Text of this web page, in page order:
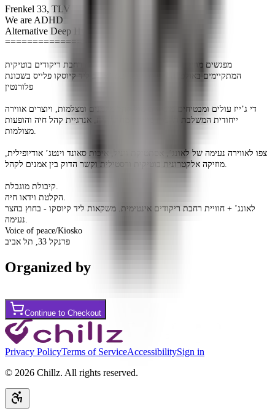
Frenkel 33, TLV
We are ADHD
Alternative Deep Hypnotic Dancers
==============================
מפגשים מוזיקה אלקטרונית מוקלטים וחוויית רחבת ריקודים בוטיקית
המתקיימים באולפן הקלטות וינטג’ בתל אביב ליד קיוסקו פלייס בשכונת
פלורנטין
די ג’ייז עולים ומבטיחים מופיעים מול קהל מוזמנים ומצלמות, ויוצרים אווירה
ייחודית המשלבת תרבות מוזיקה מחתרתית, אנרגיית קהל חיה והופעות
צפו לאווירה נעימה של לאונג’, אסתטיקת ויניל, איכות סאונד וינטג’ אודיופילית,
לאונג’ + חוויית רחבת ריקודים אינטימית. משקאות ליד קיוסקו - בחוץ בחצר
Voice of peace/Kiosko
פרנקל 33, תל אביב
Organized by
ADHD Productions
Continue to Checkout
Privacy PolicyTerms of ServiceAccessibilitySign in
© 2026 Chillz. All rights reserved.